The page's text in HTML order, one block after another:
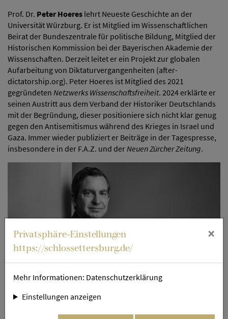
Prof. Dr. Peter Hoeres lehrt Neueste Geschichte an der
Universität Würzburg. Er ist Mitglied im Wissenschaftlichen
Beirat der Bundeszentrale für politische Bildung, Mitglied der
Historischen Kommission bei der Bayerischen Akademie der
Wissenschaften. Derzeit leitet er ein Projekt zur globalen
Aufarbeitung von Diktaturvergangenheiten (after-
dictatorship.org). Peter Hoeres ist Mitglied des 2021
gegründeten Netzwerks Wissenschaftsfreiheit. 2024 erklärte er
seinen Austritt aus dem Verband der Historiker Deutschlands
mit der Begründung, dieser positioniere sich nicht klar genug
gegen den Antisemitismus während des Krieges in Israel und
Gaza. Immer wieder publiziert er Beiträge in der Tagespresse,
insbesondere in der F.A.Z. und der Neuen Zürcher Zeitung.
+ 1 Bild
Privatsphäre-Einstellungen
https://schlossettersburg.de/
×
Mehr Informationen: Datenschutzerklärung
Einstellungen anzeigen